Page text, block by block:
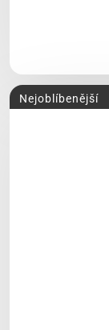
Nejoblíbenější